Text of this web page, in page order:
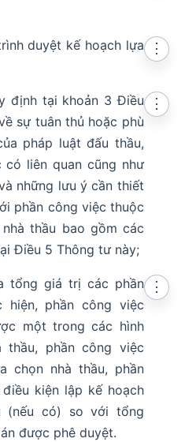
duyệt kế hoạch lựa
⋮
định tại khoản 3 Điều
sự tuân thủ hoặc phù
pháp luật đấu thầu,
có liên quan cũng như
những lưu ý cần thiết
phần công việc thuộc
thầu bao gồm các
Điều 5 Thông tư này;
⋮
tổng giá trị các phần
phần công việc
một trong các hình
thầu, phần công việc
chọn nhà thầu, phần
kiện lập kế hoạch
(nếu có) so với tổng
được phê duyệt.
⋮